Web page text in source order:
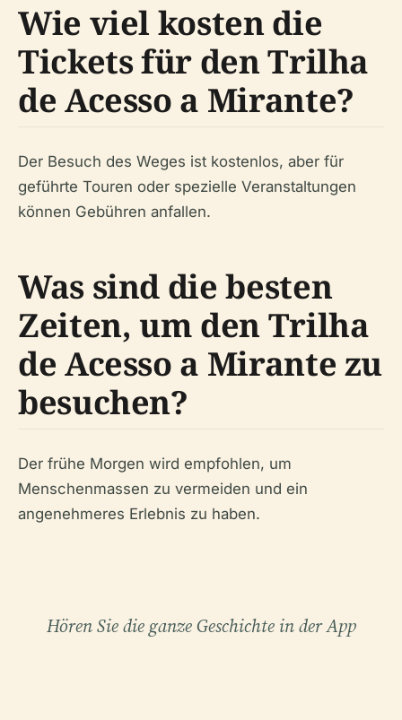
Wie viel kosten die
Tickets für den Trilha
de Acesso a Mirante?
Der Besuch des Weges ist kostenlos, aber für
geführte Touren oder spezielle Veranstaltungen
können Gebühren anfallen.
Was sind die besten
Zeiten, um den Trilha
de Acesso a Mirante zu
besuchen?
Der frühe Morgen wird empfohlen, um
Menschenmassen zu vermeiden und ein
angenehmeres Erlebnis zu haben.
Hören Sie die ganze Geschichte in der App